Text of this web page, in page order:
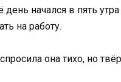
начался в пять
на работу.
она тихо, но